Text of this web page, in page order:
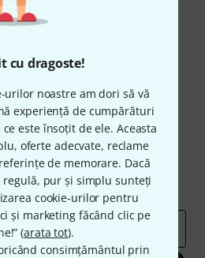
cu dragoste!
urilor noastre am dori să vă
experiență de cumpărături
este însoțit de ele. Aceasta
oferte adecvate, reclame
de memorare. Dacă
regulă, pur și simplu sunteți
cookie-urilor pentru
și marketing făcând clic pe
(arata tot).
consimțământul prin
Thomann
Thomann în limba
puteți câștiga unul dintre50
50 €fiecare!
inspiraționale
Oferte
Thomann